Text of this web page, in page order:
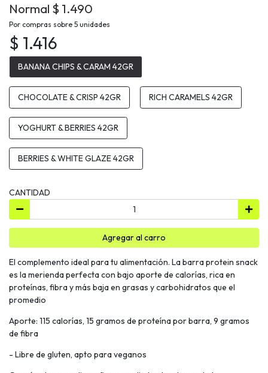
Normal $ 1.490
Por compras sobre 5 unidades
$ 1.416
BANANA CHIPS & CARAM 42GR
CHOCOLATE & CRISP 42GR RICH CARAMELS 42GR
YOGHURT & BERRIES 42GR
BERRIES & WHITE GLAZE 42GR
CANTIDAD
Agregar al carro
El complemento ideal para tu alimentación. La barra protein snack
es la merienda perfecta con bajo aporte de calorías, rica en
proteínas, fibra y más baja en grasas y carbohidratos que el
promedio
Aporte: 115 calorías, 15 gramos de proteína por barra, 9 gramos
de fibra
- Libre de gluten, apto para veganos